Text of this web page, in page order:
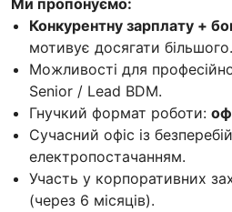
Ми пропонуємо:
Конкурентну зарплату +
мотивує досягати більшого.
Можливості для
Senior / Lead BDM.
Гнучкий формат роботи:
Сучасний офіс із
електропостачанням.
Участь у корпоративних
(через 6 місяців).